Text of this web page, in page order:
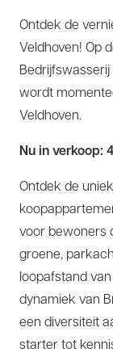
Ontdek de
Veldhoven! Op
wordt
Veldhoven.
Nu in verkoop:
Ontdek de
voor bewoners
groene,
loopafstand
dynamiek van
een diversiteit
starter tot